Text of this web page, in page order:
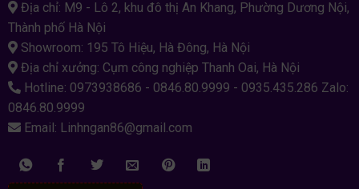
Địa chỉ: M9 - Lô 2, khu đô thị An Khang, Phường Dương Nội,
Thành phố Hà Nội
Showroom: 195 Tô Hiệu, Hà Đông, Hà Nội
Địa chỉ xưởng: Cụm công nghiệp Thanh Oai, Hà Nội
Hotline: 0973938686 - 0846.80.9999 - 0935.435.286 Zalo:
0846.80.9999
Email: Linhngan86@gmail.com